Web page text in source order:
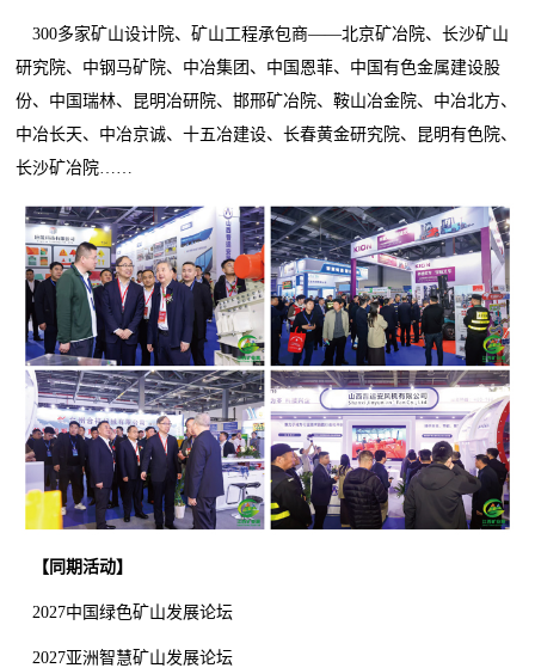
300多家矿山设计院、矿山工程承包商——北京矿冶院、长沙矿山
研究院、中钢马矿院、中冶集团、中国恩菲、中国有色金属建设股
份、中国瑞林、昆明冶研院、邯邢矿冶院、鞍山冶金院、中冶北方、
中冶长天、中冶京诚、十五冶建设、长春黄金研究院、昆明有色院、
长沙矿冶院……
【同期活动】
2027中国绿色矿山发展论坛
2027亚洲智慧矿山发展论坛